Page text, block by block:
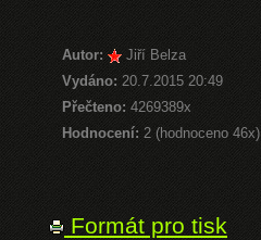
Autor:
Jiří Belza
Vydáno: 20.7.2015 20:49
Přečteno: 4269389x
Hodnocení: 2 (hodnoceno 46x)
Formát pro tisk